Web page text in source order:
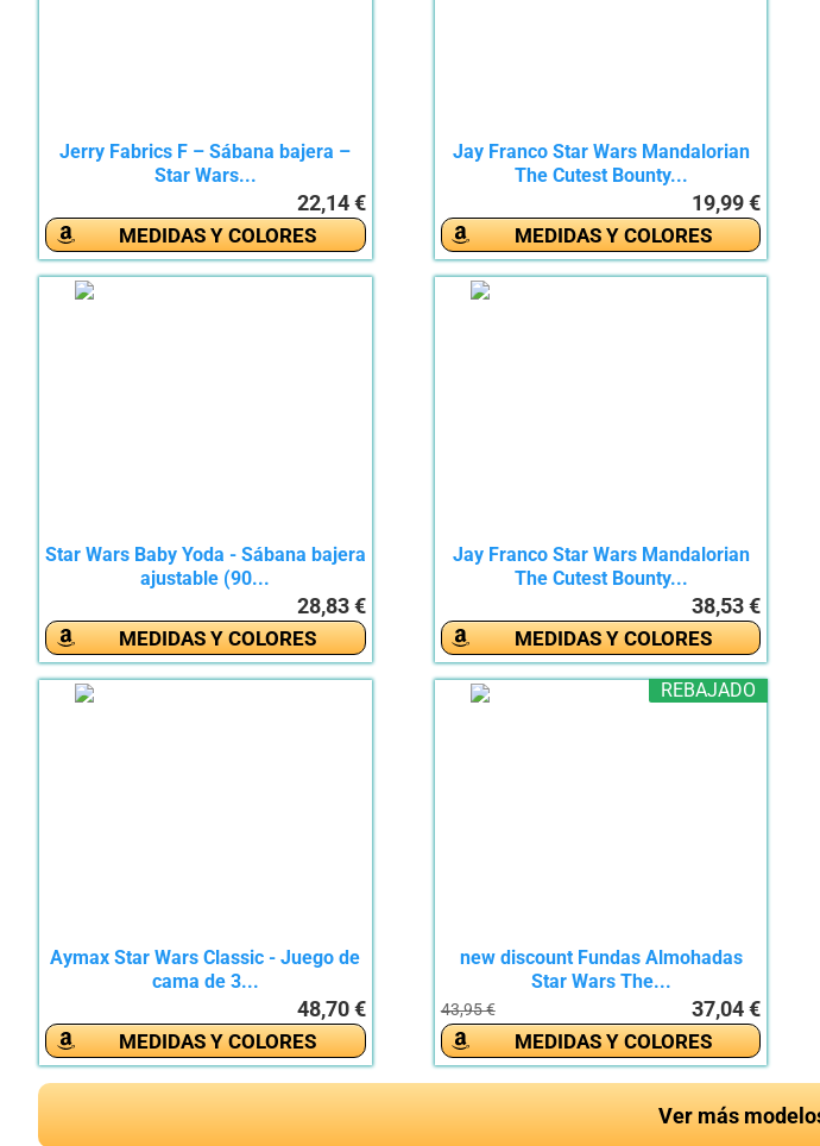
Jerry Fabrics F – Sábana bajera –
Star Wars...
22,14 €
MEDIDAS Y COLORES
Jay Franco Star Wars Mandalorian
The Cutest Bounty...
19,99 €
MEDIDAS Y COLORES
Star Wars Baby Yoda - Sábana bajera
ajustable (90...
28,83 €
MEDIDAS Y COLORES
Jay Franco Star Wars Mandalorian
The Cutest Bounty...
38,53 €
MEDIDAS Y COLORES
Aymax Star Wars Classic - Juego de
cama de 3...
48,70 €
MEDIDAS Y COLORES
REBAJADO
new discount Fundas Almohadas
Star Wars The...
43,95 € 37,04 €
MEDIDAS Y COLORES
Ver más